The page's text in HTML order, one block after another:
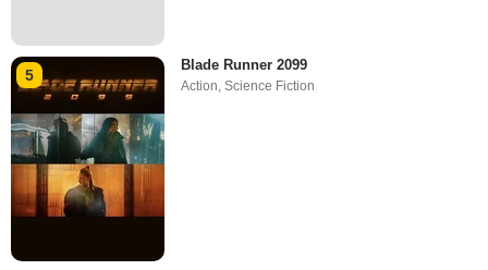
5
Blade Runner 2099
Action ,Science Fiction